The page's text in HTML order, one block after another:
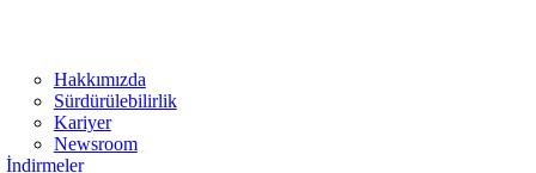
Hakkımızda
Sürdürülebilirlik
Kariyer
Newsroom
İndirmeler